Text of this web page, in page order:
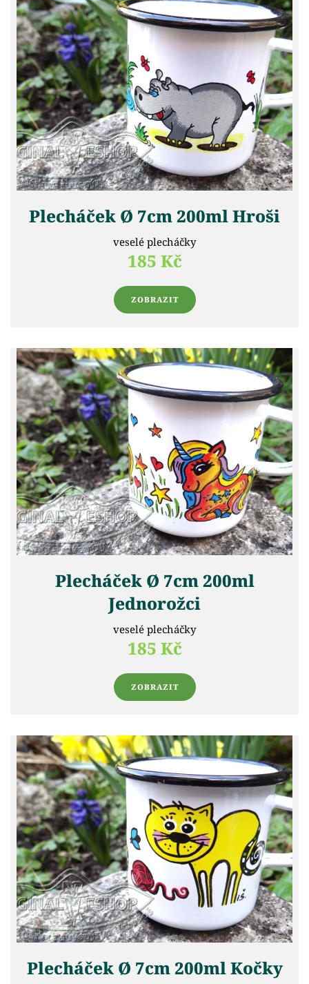
Plecháček Ø 7cm 200ml Hroši
veselé plecháčky
185 Kč
ZOBRAZIT
Plecháček Ø 7cm 200ml
Jednorožci
veselé plecháčky
185 Kč
ZOBRAZIT
Plecháček Ø 7cm 200ml Kočky